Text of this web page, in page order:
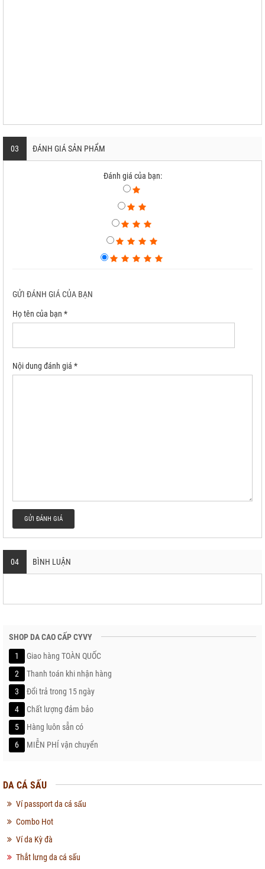
03 ĐÁNH GIÁ SẢN PHẨM
Đánh giá của bạn:
GỬI ĐÁNH GIÁ CỦA BẠN
Họ tên của bạn *
Nội dung đánh giá *
GỬI ĐÁNH GIÁ
04 BÌNH LUẬN
SHOP DA CAO CẤP CYVY
1
Giao hàng TOÀN QUỐC
2
Thanh toán khi nhận hàng
3
Đổi trả trong 15 ngày
4
Chất lượng đảm bảo
5
Hàng luôn sẵn có
6
MIỄN PHÍ vận chuyển
DA CÁ SẤU
Ví passport da cá sấu
Combo Hot
Ví da Kỳ đà
Thắt lưng da cá sấu